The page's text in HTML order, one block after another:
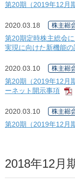
第20期（2019年12月
2020.03.18
第20期定時株主総会
実現に向けた新機能
2020.03.10
第20期（2019年12月
ーネット開示事項
2020.03.10
第20期（2019年12月
2018年12月